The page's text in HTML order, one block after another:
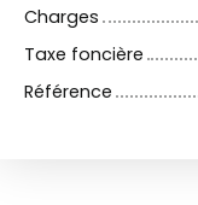
Charges
Taxe foncière
Référence